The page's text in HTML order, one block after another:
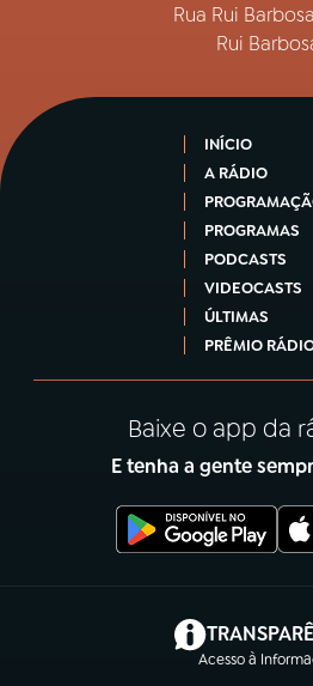
Rua Rui
Rui
INÍCIO
A RÁDIO
PROGRAMAS
PODCASTS
VIDEOCASTS
ÚLTIMAS
PRÊMIO
Baixe o app da
E tenha a gente
Acesso à